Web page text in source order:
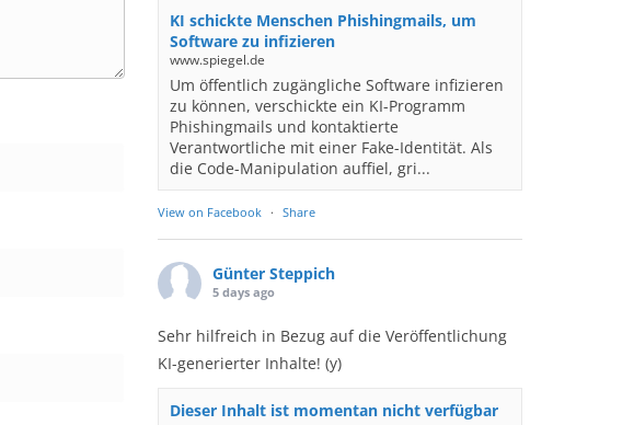
KI schickte Menschen Phishingmails, um
Software zu infizieren
www.spiegel.de
Um öffentlich zugängliche Software infizieren
zu können, verschickte ein KI-Programm
Phishingmails und kontaktierte
Verantwortliche mit einer Fake-Identität. Als
die Code-Manipulation auffiel, gri...
View on Facebook · Share
Günter Steppich
5 days ago
Sehr hilfreich in Bezug auf die Veröffentlichung
KI-generierter Inhalte! (y)
Dieser Inhalt ist momentan nicht verfügbar